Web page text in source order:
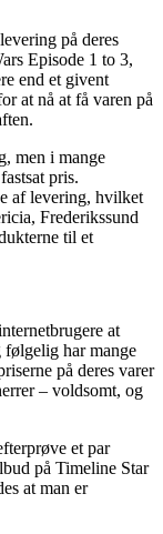
på deres
Episode 1 to 3,
end et givent
at nå at få varen på
men i mange
pris.
af levering, hvilket
Frederikssund
til et
at
følgelig har mange
på deres varer
– voldsomt, og
et par
på Timeline Star
at man er